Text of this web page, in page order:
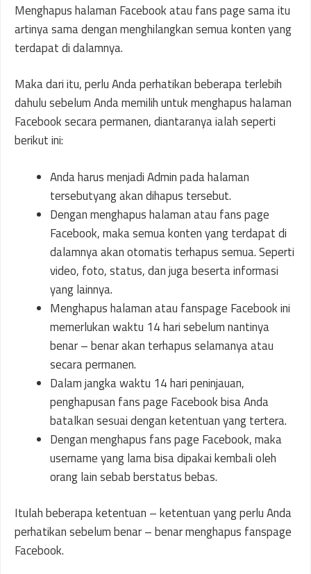
Menghapus halaman Facebook atau fans page sama itu
artinya sama dengan menghilangkan semua konten yang
terdapat di dalamnya.
Maka dari itu, perlu Anda perhatikan beberapa terlebih
dahulu sebelum Anda memilih untuk menghapus halaman
Facebook secara permanen, diantaranya ialah seperti
berikut ini:
Anda harus menjadi Admin pada halaman
tersebutyang akan dihapus tersebut.
Dengan menghapus halaman atau fans page
Facebook, maka semua konten yang terdapat di
dalamnya akan otomatis terhapus semua. Seperti
video, foto, status, dan juga beserta informasi
yang lainnya.
Menghapus halaman atau fanspage Facebook ini
memerlukan waktu 14 hari sebelum nantinya
benar – benar akan terhapus selamanya atau
secara permanen.
Dalam jangka waktu 14 hari peninjauan,
penghapusan fans page Facebook bisa Anda
batalkan sesuai dengan ketentuan yang tertera.
Dengan menghapus fans page Facebook, maka
username yang lama bisa dipakai kembali oleh
orang lain sebab berstatus bebas.
Itulah beberapa ketentuan – ketentuan yang perlu Anda
perhatikan sebelum benar – benar menghapus fanspage
Facebook.